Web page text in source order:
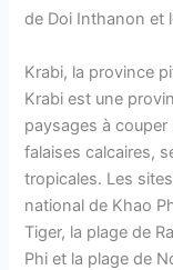
de Doi Inthanon et
Krabi, la province
Krabi est une
paysages à
falaises calcaires,
tropicales. Les
national de Khao
Tiger, la plage de
Phi et la plage de